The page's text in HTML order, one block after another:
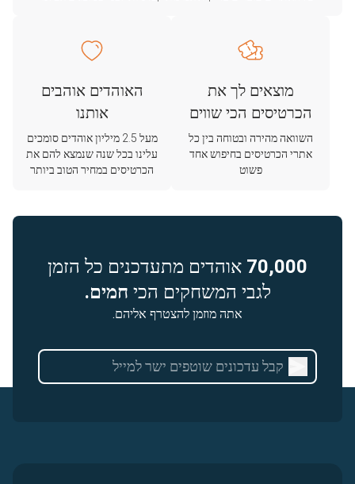
מוצאים לך את
הכרטיסים הכי שווים
השוואה מהירה ובטוחה בין כל
אתרי הכרטיסים בחיפוש אחד
פשוט
האוהדים אוהבים
אותנו
מעל 2.5 מיליון אוהדים סומכים
עלינו בכל שנה שנמצא להם את
הכרטיסים במחיר הטוב ביותר
70,000 אוהדים מתעדכנים כל הזמן
לגבי המשחקים הכי חמים.
אתה מוזמן להצטרף אליהם.